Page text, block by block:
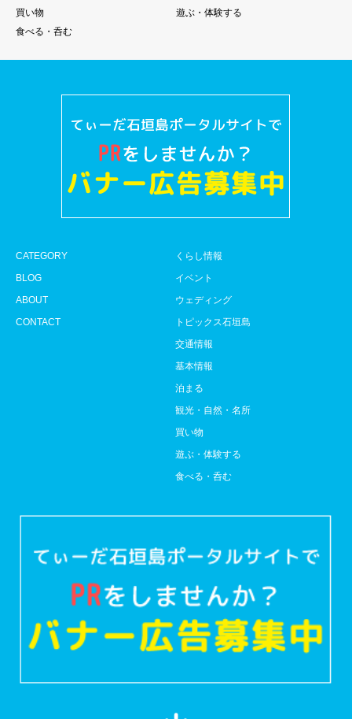
買い物
遊ぶ・体験する
食べる・呑む
CATEGORY
BLOG
ABOUT
CONTACT
くらし情報
イベント
ウェディング
トピックス石垣島
交通情報
基本情報
泊まる
観光・自然・名所
買い物
遊ぶ・体験する
食べる・呑む